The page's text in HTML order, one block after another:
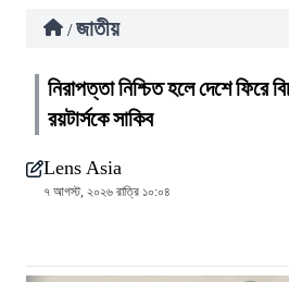
/ জাতীয়
নিরাপত্তা নিশ্চিত হলে দেশে ফিরে
রয়টার্সকে সাকিব
Lens Asia
৭ আগস্ট, ২০২৬ রাত্রি ১০:০৪